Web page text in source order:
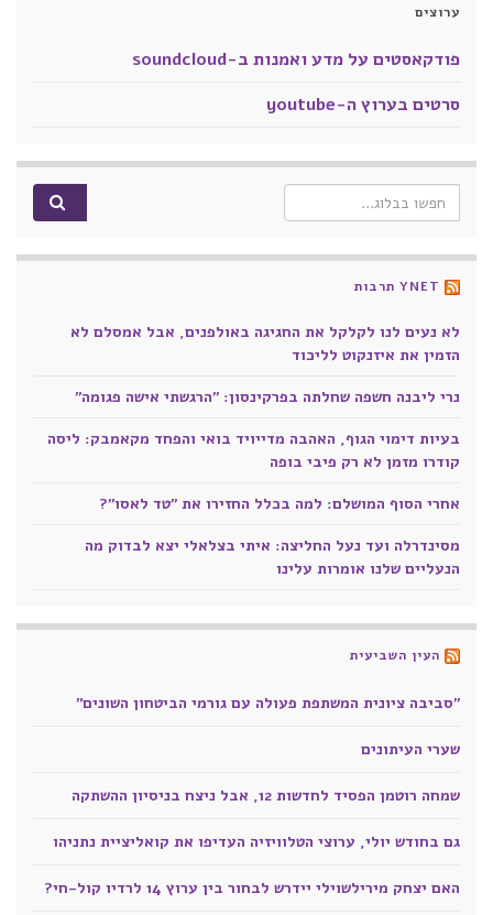
ערוצים
פודקאסטים על מדע ואמנות ב-soundcloud
סרטים בערוץ ה-youtube
Search for:
YNET תרבות
לא נעים לנו לקלקל את החגיגה באולפנים, אבל אמסלם לא
הזמין את איזנקוט לליכוד
נרי ליבנה חשפה שחלתה בפרקינסון: "הרגשתי אישה פגומה"
בעיות דימוי הגוף, האהבה מדייויד בואי והפחד מקאמבק: ליסה
קודרו מזמן לא רק פיבי בופה
אחרי הסוף המושלם: למה בכלל החזירו את "טד לאסו"?
מסינדרלה ועד נעל החליצה: איתי בצלאלי יצא לבדוק מה
הנעליים שלנו אומרות עלינו
העין השביעית
"סביבה ציונית המשתפת פעולה עם גורמי הביטחון השונים"
שערי העיתונים
שמחה רוטמן הפסיד לחדשות 12, אבל ניצח בניסיון ההשתקה
גם בחודש יולי, ערוצי הטלוויזיה העדיפו את קואליציית נתניהו
האם יצחק מירילשוילי יידרש לבחור בין ערוץ 14 לרדיו קול-חי?